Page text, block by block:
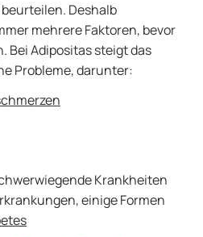
Deshalb
mehrere Faktoren, bevor
Bei Adipositas steigt das
Probleme, darunter:
Krankheiten
einige Formen